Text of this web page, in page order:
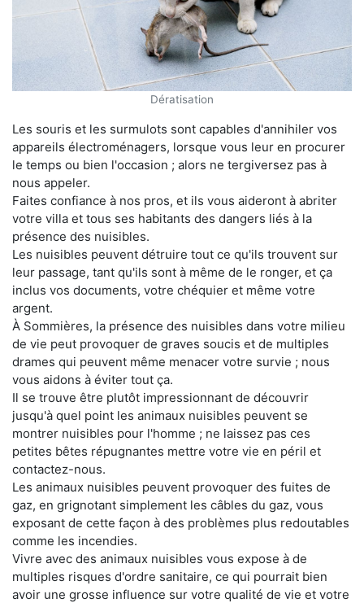
Dératisation
Les souris et les surmulots sont capables d'annihiler vos
appareils électroménagers, lorsque vous leur en procurer
le temps ou bien l'occasion ; alors ne tergiversez pas à
nous appeler.
Faites confiance à nos pros, et ils vous aideront à abriter
votre villa et tous ses habitants des dangers liés à la
présence des nuisibles.
Les nuisibles peuvent détruire tout ce qu'ils trouvent sur
leur passage, tant qu'ils sont à même de le ronger, et ça
inclus vos documents, votre chéquier et même votre
argent.
À Sommières, la présence des nuisibles dans votre milieu
de vie peut provoquer de graves soucis et de multiples
drames qui peuvent même menacer votre survie ; nous
vous aidons à éviter tout ça.
Il se trouve être plutôt impressionnant de découvrir
jusqu'à quel point les animaux nuisibles peuvent se
montrer nuisibles pour l'homme ; ne laissez pas ces
petites bêtes répugnantes mettre votre vie en péril et
contactez-nous.
Les animaux nuisibles peuvent provoquer des fuites de
gaz, en grignotant simplement les câbles du gaz, vous
exposant de cette façon à des problèmes plus redoutables
comme les incendies.
Vivre avec des animaux nuisibles vous expose à de
multiples risques d'ordre sanitaire, ce qui pourrait bien
avoir une grosse influence sur votre qualité de vie et votre